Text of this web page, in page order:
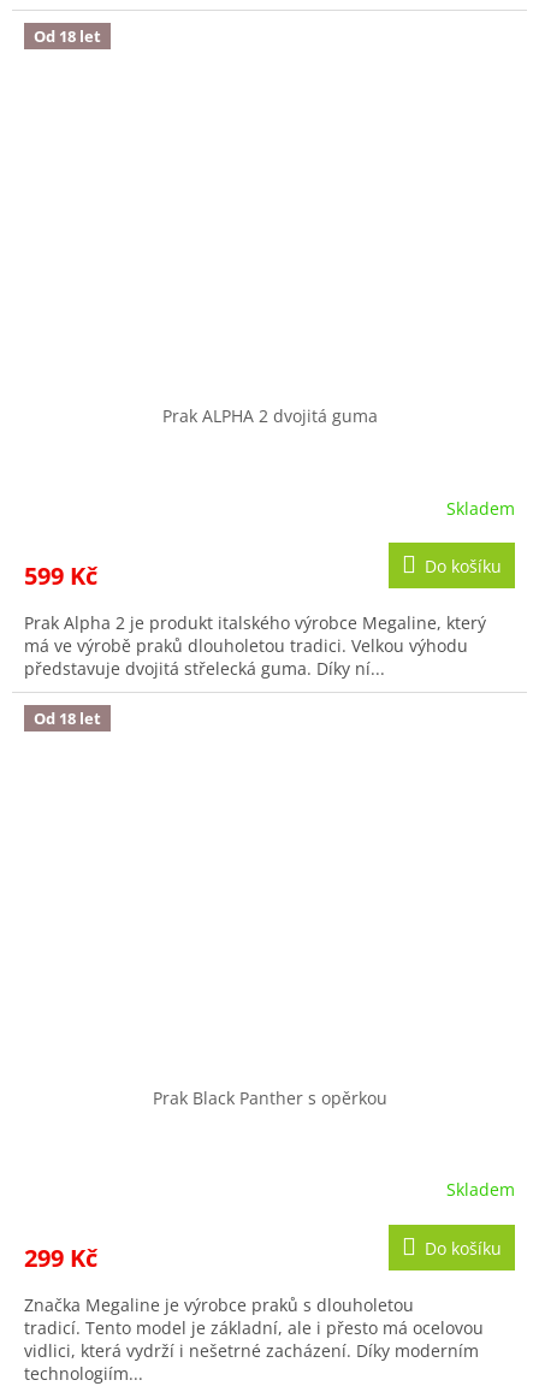
Od 18 let
Prak ALPHA 2 dvojitá guma
Skladem
599 Kč Do košíku
Prak Alpha 2 je produkt italského výrobce Megaline, který
má ve výrobě praků dlouholetou tradici. Velkou výhodu
představuje dvojitá střelecká guma. Díky ní...
Od 18 let
Prak Black Panther s opěrkou
Skladem
299 Kč Do košíku
Značka Megaline je výrobce praků s dlouholetou
tradicí. Tento model je základní, ale i přesto má ocelovou
vidlici, která vydrží i nešetrné zacházení. Díky moderním
technologiím...